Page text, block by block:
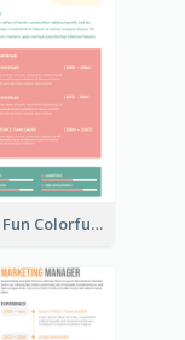
Abstract Fun Colorful Resume